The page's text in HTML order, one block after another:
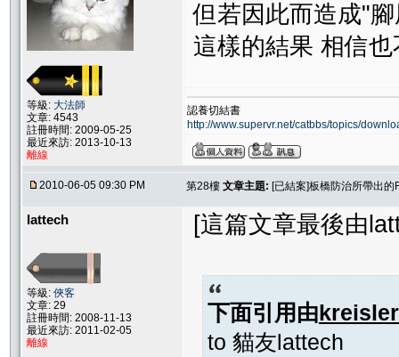
等級: 大法師
文章: 4543
註冊時間: 2009-05-25
最近來訪: 2013-10-13
離線
但若因此而造成"
這樣的結果 相信
認養切結書
http://www.supervr.net/catbbs/topics/
2010-06-05 09:30 PM 第28樓 文章主題: [已結案]板橋防治所帶出
lattech
等級: 俠客
文章: 29
註冊時間: 2008-11-13
最近來訪: 2011-02-05
離線
[這篇文章最後由
下面引用由kreisler
to 貓友lattech